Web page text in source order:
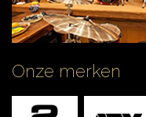
Onze merken